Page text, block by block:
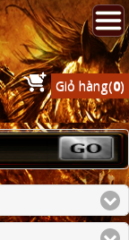
Giỏ hàng(0)